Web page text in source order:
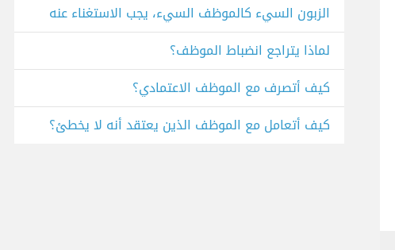
الزبون السيء كالموظف السيء، يجب الاستغناء عنه
لماذا يتراجع انضباط الموظف؟
كيف أتصرف مع الموظف الاعتمادي؟
كيف أتعامل مع الموظف الذين يعتقد أنه لا يخطئ؟